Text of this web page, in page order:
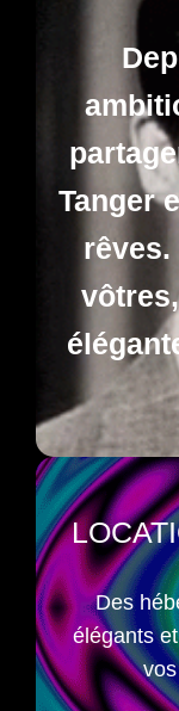
Tanger
Des
élégants